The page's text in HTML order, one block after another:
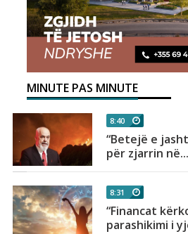
MINUTE PAS MINUTE
8:40
“Betejë e
për zjarrin në...
8:31
“Financat
parashikimi i